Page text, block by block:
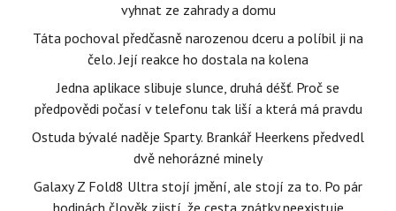
vyhnat ze zahrady a domu
Táta pochoval předčasně narozenou dceru a políbil ji na
čelo. Její reakce ho dostala na kolena
Jedna aplikace slibuje slunce, druhá déšť. Proč se
předpovědi počasí v telefonu tak liší a která má pravdu
Ostuda bývalé naděje Sparty. Brankář Heerkens předvedl
dvě nehorázné minely
Galaxy Z Fold8 Ultra stojí jmění, ale stojí za to. Po pár